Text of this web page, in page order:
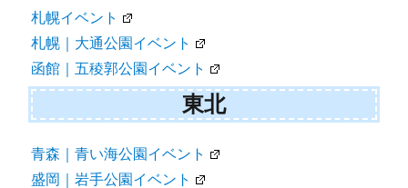
札幌イベント
札幌｜大通公園イベント
函館｜五稜郭公園イベント
東北
青森｜青い海公園イベント
盛岡｜岩手公園イベント